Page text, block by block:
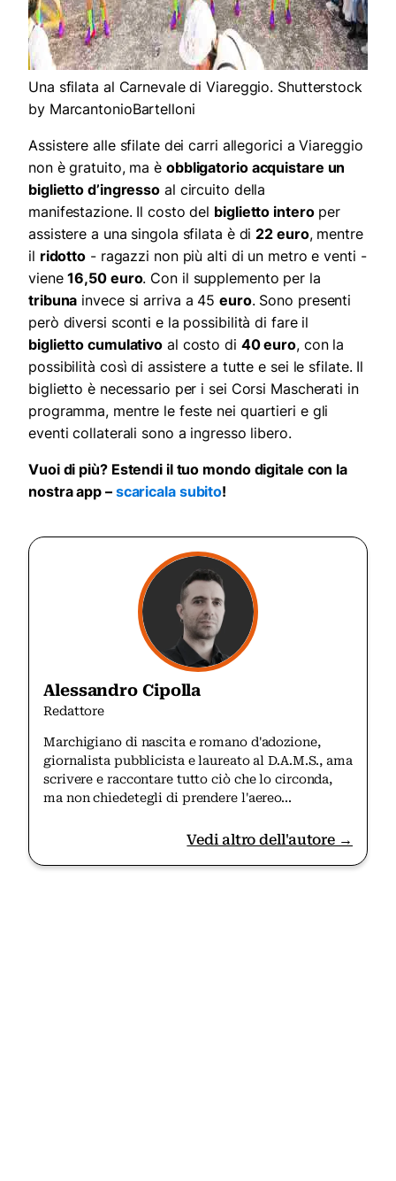
Una sfilata al Carnevale di Viareggio. Shutterstock
by MarcantonioBartelloni
Assistere alle sfilate dei carri allegorici a Viareggio
non è gratuito, ma è obbligatorio acquistare un
biglietto d’ingresso al circuito della
manifestazione. Il costo del biglietto interoper
assistere a una singola sfilata è di22 euro, mentre
il ridotto - ragazzi non più alti di un metro e venti -
viene16,50 euro. Con il supplemento per la
tribuna invece si arriva a 45euro. Sono presenti
però diversi sconti e la possibilità di fare il
biglietto cumulativo al costo di 40 euro, con la
possibilità così di assistere a tutte e sei le sfilate. Il
biglietto è necessario per i sei Corsi Mascherati in
programma, mentre le feste nei quartieri e gli
eventi collaterali sono a ingresso libero.
Vuoi di più? Estendi il tuo mondo digitale con la
nostra app – scaricala subito!
Alessandro Cipolla
Redattore
Marchigiano di nascita e romano d'adozione,
giornalista pubblicista e laureato al D.A.M.S., ama
scrivere e raccontare tutto ciò che lo circonda,
ma non chiedetegli di prendere l'aereo...
Vedi altro dell'autore →